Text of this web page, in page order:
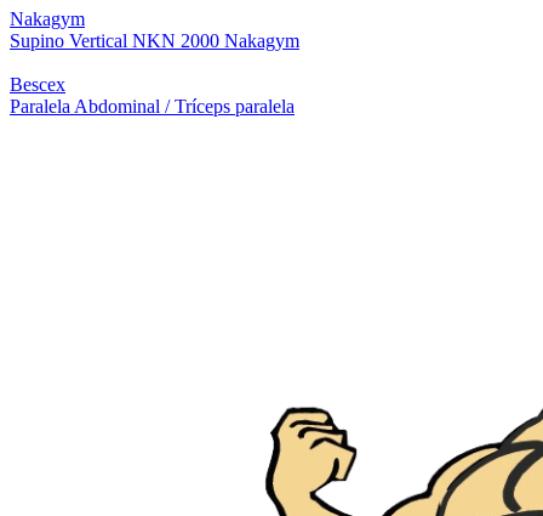
Nakagym
Supino Vertical NKN 2000 Nakagym
Bescex
Paralela Abdominal / Tríceps paralela